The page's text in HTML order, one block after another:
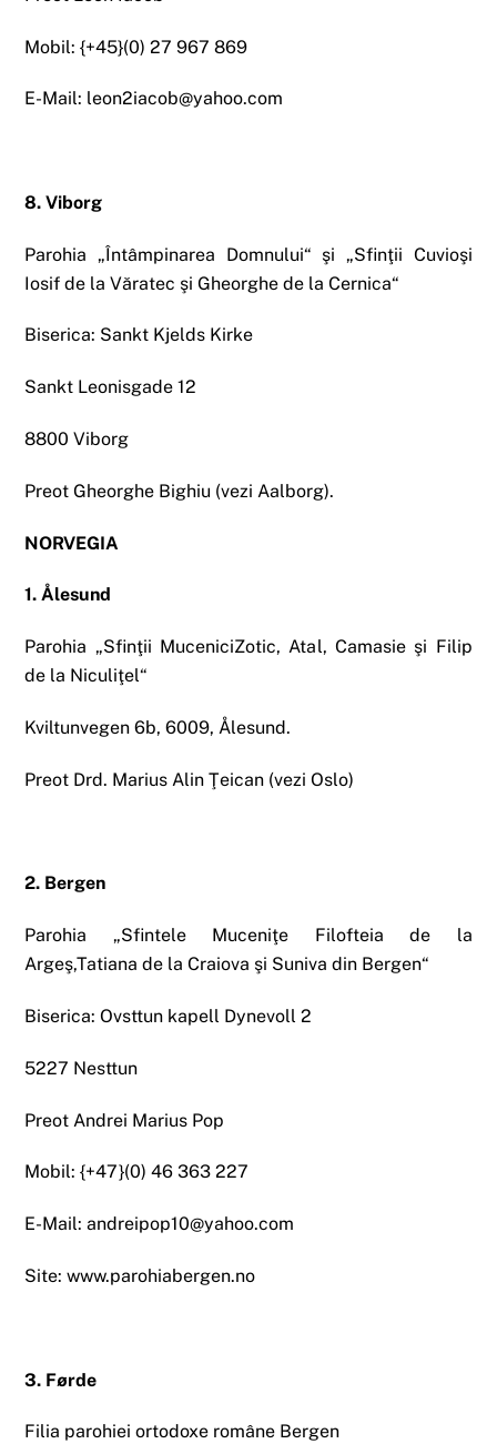
Mobil: {+45}(0) 27 967 869
E-Mail: leon2iacob@yahoo.com
8. Viborg
Parohia „Întâmpinarea Domnului“ şi „Sfinţii Cuvioşi
Iosif de la Văratec şi Gheorghe de la Cernica“
Biserica: Sankt Kjelds Kirke
Sankt Leonisgade 12
8800 Viborg
Preot Gheorghe Bighiu (vezi Aalborg).
NORVEGIA
1. Ålesund
Parohia „Sfinţii MuceniciZotic, Atal, Camasie şi Filip
de la Niculiţel“
Kviltunvegen 6b, 6009, Ålesund.
Preot Drd. Marius Alin Ţeican (vezi Oslo)
2. Bergen
Parohia „Sfintele Muceniţe Filofteia de la
Argeş,Tatiana de la Craiova şi Suniva din Bergen“
Biserica: Ovsttun kapell Dynevoll 2
5227 Nesttun
Preot Andrei Marius Pop
Mobil: {+47}(0) 46 363 227
E-Mail: andreipop10@yahoo.com
Site: www.parohiabergen.no
3. Førde
Filia parohiei ortodoxe române Bergen